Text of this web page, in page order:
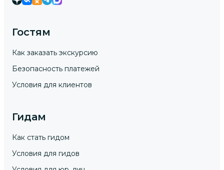
Гостям
Как заказать экскурсию
Безопасность платежей
Условия для клиентов
Гидам
Как стать гидом
Условия для гидов